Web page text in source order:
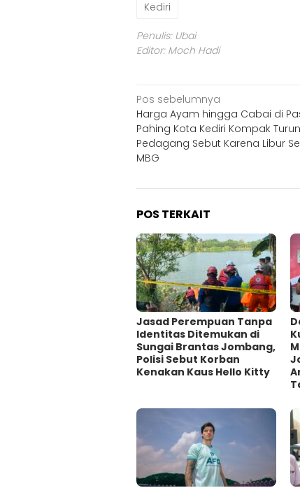
Kediri
Penulis: Ubai
Editor: Moch Hadi
Navigasi
pos
Pos sebelumnya
Harga Ayam hingga Cabai di
Pahing Kota Kediri Kompak
Pedagang Sebut Karena Libur
MBG
POS TERKAIT
Jasad Perempuan Tanpa
Identitas Ditemukan di
Sungai Brantas Jombang,
Polisi Sebut Korban
Kenakan Kaus Hello Kitty